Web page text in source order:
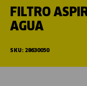
FILTRO
AGUA
SKU: 28630050